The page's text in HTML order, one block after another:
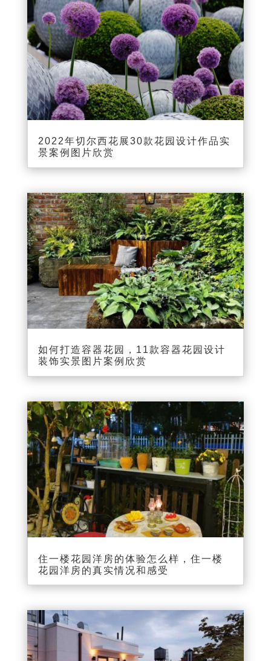
2022年切尔西花展30款花园设计作品实
景案例图片欣赏
如何打造容器花园，11款容器花园设计
装饰实景图片案例欣赏
住一楼花园洋房的体验怎么样，住一楼
花园洋房的真实情况和感受